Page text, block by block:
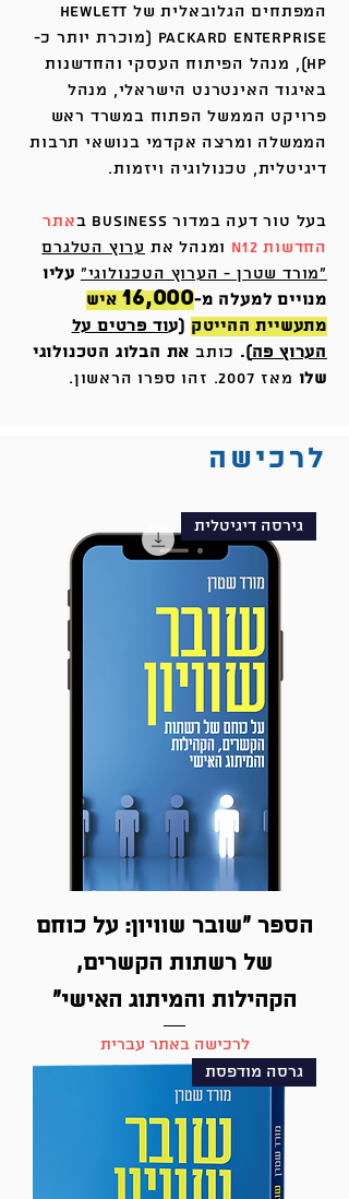
המפתחים הגלובאלית של Hewlett
Packard Enterprise (מוכרת יותר כ-
HP), מנהל הפיתוח העסקי והחדשנות
באיגוד האינטרנט הישראלי, מנהל
פרויקט הממשל הפתוח במשרד ראש
הממשלה ומרצה אקדמי בנושאי תרבות
דיגיטלית, טכנולוגיה ויזמות.
בעל טור דעה במדור Business ב
אתר
החדשות N12
ומנהלאת ערוץ הטלגרם
״מורד שטרן - הערוץ הטכנולוגי״ עליו
מנויים למעלה מ-16,000איש
מתעשיית ההייטק (עוד פרטים על
הערוץ פה). כותב את הבלוג הטכנולוגי
שלו מאז 2007. זהו ספרו הראשון.
לרכישה
גירסה דיגיטלית
הספר ״שובר שוויון: על כוחם
של רשתות הקשרים,
הקהילות והמיתוג האישי״
לרכישה באתר עברית
גרסה מודפסת